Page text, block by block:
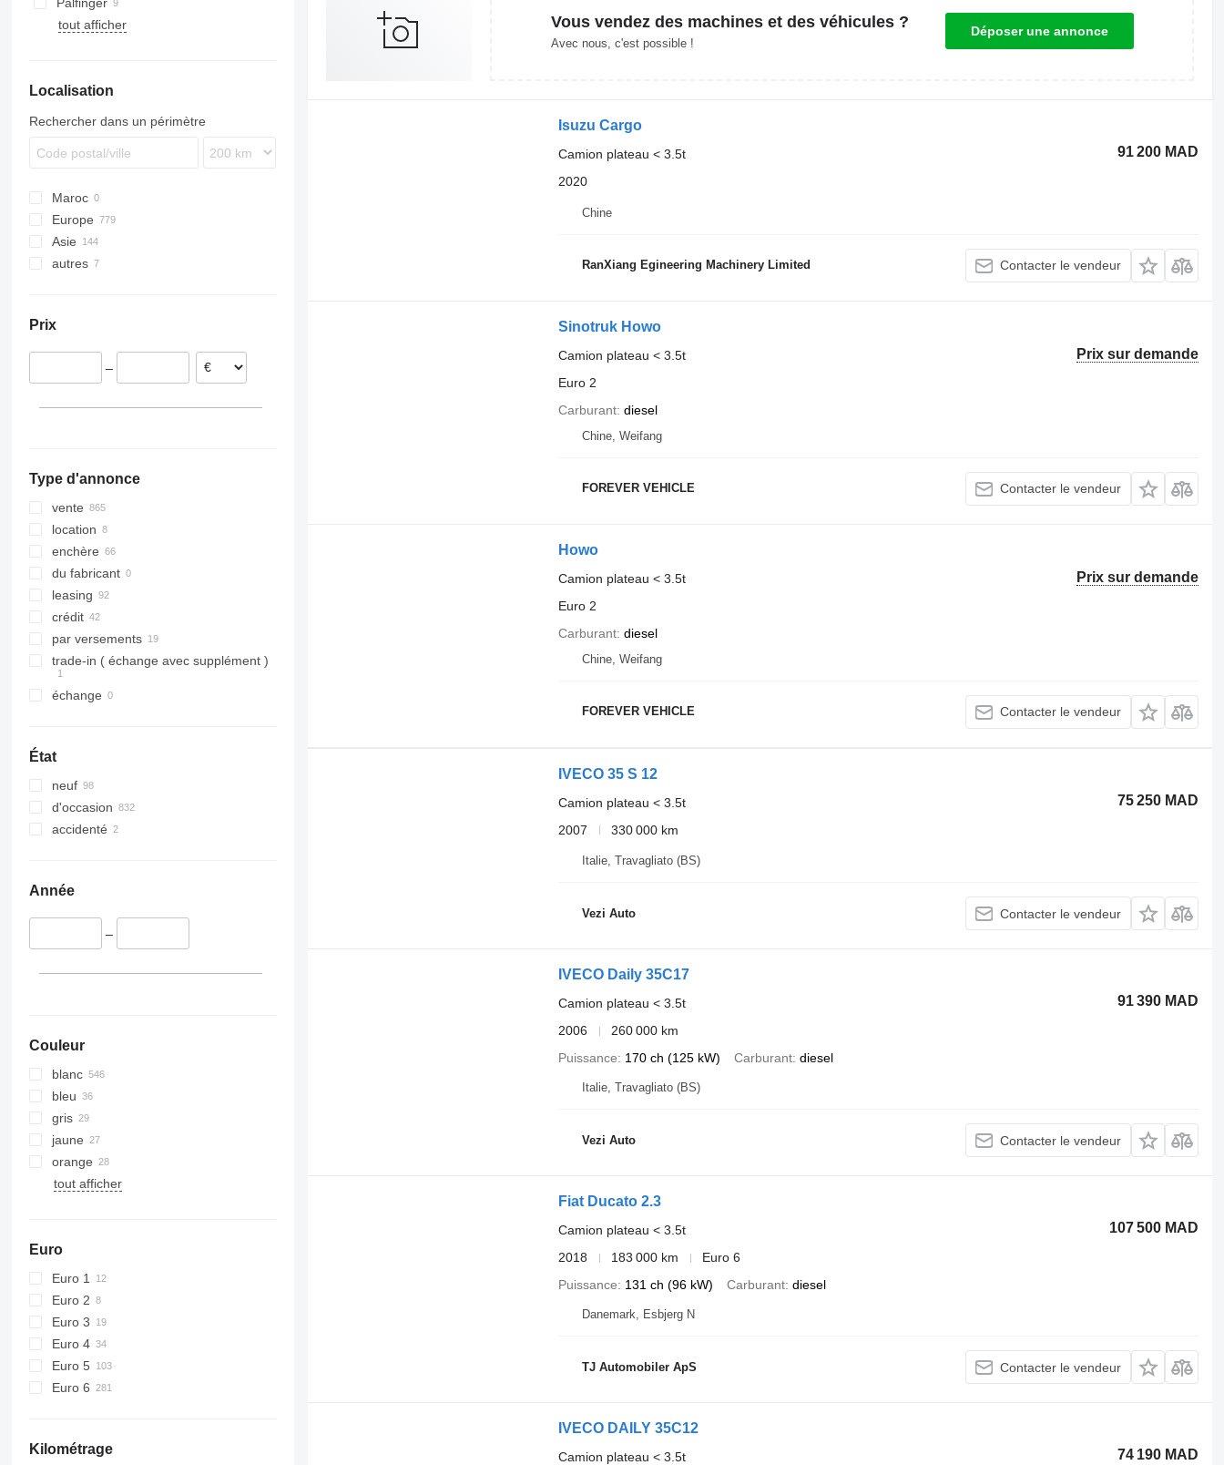
tout afficher
Localisation
Rechercher dans un périmètre
Maroc
Europe
Pays-Bas
Allemagne
Roumanie
Danemark
Asie
Japon
autres
Colombie
Prix
–
Type d'annonce
vente
location
enchère
du fabricant
leasing
crédit
par versements
trade-in ( échange avec supplément )
échange
État
neuf
d'occasion
accidenté
Année
–
Couleur
blanc
bleu
gris
jaune
orange
tout afficher
Euro
Euro 1
Euro 2
Euro 3
Euro 4
Euro 5
Euro 6
Kilométrage
Vous vendez des machines et des véhicules ?
Avec nous, c'est possible !
Déposer une annonce
Isuzu Cargo
91 200 MAD
Camion plateau < 3.5t
2020
Chine
RanXiang Egineering Machinery Limited Contacter le vendeur
Sinotruk Howo
Prix sur demande
Camion plateau < 3.5t
Euro 2
Carburant diesel
Chine, Weifang
FOREVER VEHICLE Contacter le vendeur
Howo
Prix sur demande
Camion plateau < 3.5t
Euro 2
Carburant diesel
Chine, Weifang
FOREVER VEHICLE Contacter le vendeur
IVECO 35 S 12
75 250 MAD
Camion plateau < 3.5t
2007
330 000 km
Italie, Travagliato (BS)
Vezi Auto Contacter le vendeur
IVECO Daily 35C17
91 390 MAD
Camion plateau < 3.5t
2006
260 000 km
Puissance
170 ch (125 kW) Carburant diesel
Italie, Travagliato (BS)
Vezi Auto Contacter le vendeur
Fiat Ducato 2.3
107 500 MAD
Camion plateau < 3.5t
2018
183 000 km
Euro 6
Puissance
131 ch (96 kW) Carburant diesel
Danemark, Esbjerg N
TJ Automobiler ApS Contacter le vendeur
IVECO DAILY 35C12
74 190 MAD
Camion plateau < 3.5t